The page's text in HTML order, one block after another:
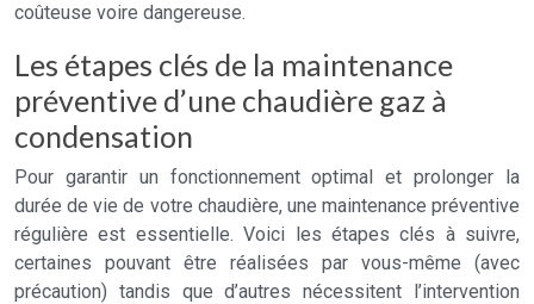
coûteuse voire dangereuse.
Les étapes clés de la maintenance
préventive d’une chaudière gaz à
condensation
Pour garantir un fonctionnement optimal et prolonger la
durée de vie de votre chaudière, une maintenance préventive
régulière est essentielle. Voici les étapes clés à suivre,
certaines pouvant être réalisées par vous-même (avec
précaution) tandis que d’autres nécessitent l’intervention